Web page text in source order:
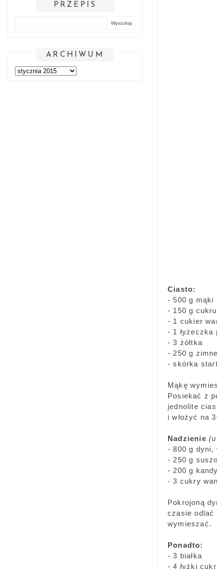
Ciasto:
- 500 g mąki
- 150 g
- 1 cukier
- 1 łyżeczka
- 3 żółtka
- 250 g
- skórka
Mąkę
Posiekać z
jednolite
i włożyć na
Nadzienie
- 800 g dyni,
- 250 g
- 200 g
- 3 cukry
Pokrojoną
czasie odlać
wymieszać.
Ponadto:
- 3 białka
- 4 łyżki
PRZEPIS
ARCHIWUM